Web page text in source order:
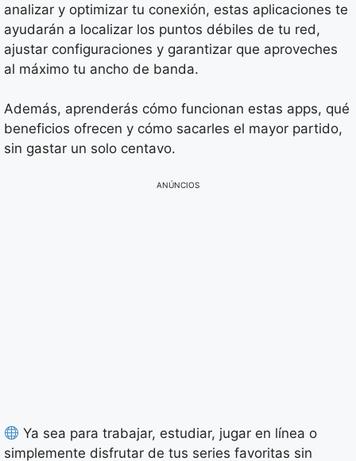
analizar y optimizar tu conexión, estas aplicaciones te
ayudarán a localizar los puntos débiles de tu red,
ajustar configuraciones y garantizar que aproveches
al máximo tu ancho de banda.
Además, aprenderás cómo funcionan estas apps, qué
beneficios ofrecen y cómo sacarles el mayor partido,
sin gastar un solo centavo.
ANÚNCIOS
Ya sea para trabajar, estudiar, jugar en línea o
simplemente disfrutar de tus series favoritas sin